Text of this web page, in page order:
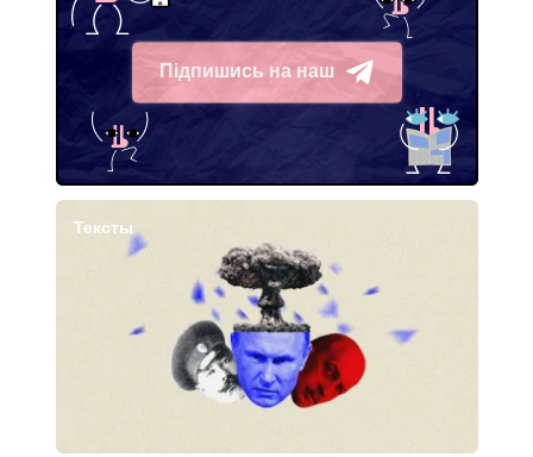
Підпишись на наш
Telegram
Тексты